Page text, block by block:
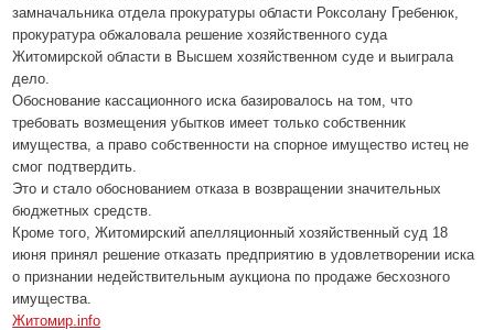
замначальника отдела прокуратуры области Роксолану Гребенюк,
прокуратура обжаловала решение хозяйственного суда
Житомирской области в Высшем хозяйственном суде и выиграла
дело.
Обоснование кассационного иска базировалось на том, что
требовать возмещения убытков имеет только собственник
имущества, а право собственности на спорное имущество истец не
смог подтвердить.
Это и стало обоснованием отказа в возвращении значительных
бюджетных средств.
Кроме того, Житомирский апелляционный хозяйственный суд 18
июня принял решение отказать предприятию в удовлетворении иска
о признании недействительным аукциона по продаже бесхозного
имущества.
Житомир.info